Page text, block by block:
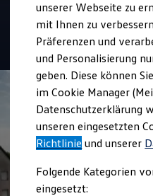
springen
springenENERGY
Nutzfahrzeuge
SUV und CUV
Familienautos
Kombis
Kompaktwagen
Sportwagen
Schnell verfügbare
Angebote und Produkte
Aktuelle Angebote
E-Auto-Förderung
Volkswagen
Junge
Volkswagen
Autohaus
4.9| 140
unserer Webseite zu
mit Ihnen zu
Präferenzen und
und Personalisierung
geben. Diese können
im Cookie Manager
Datenschutzerklärung
unseren eingesetzten
Richtlinie und unserer
Folgende Kategorien
eingesetzt: